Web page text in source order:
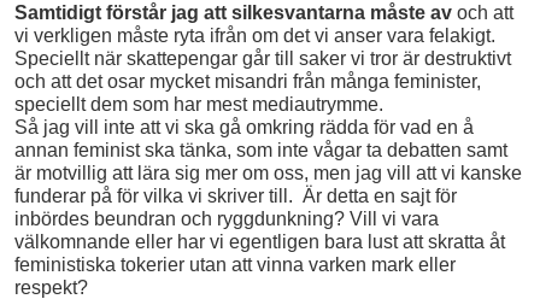
Samtidigt förstår jag att silkesvantarna måste av och att
vi verkligen måste ryta ifrån om det vi anser vara felakigt.
Speciellt när skattepengar går till saker vi tror är destruktivt
och att det osar mycket misandri från många feminister,
speciellt dem som har mest mediautrymme.
Så jag vill inte att vi ska gå omkring rädda för vad en å
annan feminist ska tänka, som inte vågar ta debatten samt
är motvillig att lära sig mer om oss, men jag vill att vi kanske
funderar på för vilka vi skriver till. Är detta en sajt för
inbördes beundran och ryggdunkning? Vill vi vara
välkomnande eller har vi egentligen bara lust att skratta åt
feministiska tokerier utan att vinna varken mark eller
respekt?